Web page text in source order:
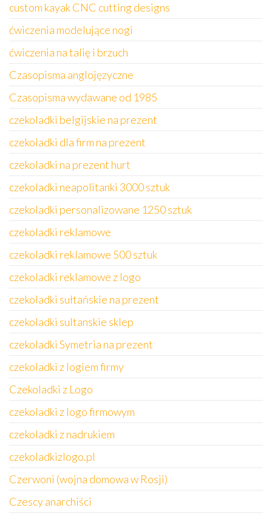
custom kayak CNC cutting designs
ćwiczenia modelujące nogi
ćwiczenia na talię i brzuch
Czasopisma anglojęzyczne
Czasopisma wydawane od 1985
czekoladki belgijskie na prezent
czekoladki dla firm na prezent
czekoladki na prezent hurt
czekoladki neapolitanki 3000 sztuk
czekoladki personalizowane 1250 sztuk
czekoladki reklamowe
czekoladki reklamowe 500 sztuk
czekoladki reklamowe z logo
czekoladki sułtańskie na prezent
czekoladki sultanskie sklep
czekoladki Symetria na prezent
czekoladki z logiem firmy
Czekoladki z Logo
czekoladki z logo firmowym
czekoladki z nadrukiem
czekoladkizlogo.pl
Czerwoni (wojna domowa w Rosji)
Czescy anarchiści